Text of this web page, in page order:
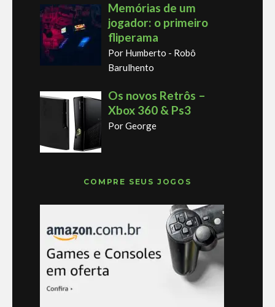
Memórias de um
jogador: o primeiro
fliperama
Por Humberto - Robô
Barulhento
Os novos Retrôs –
Xbox 360 & Ps3
Por George
COMPRE SEUS JOGOS